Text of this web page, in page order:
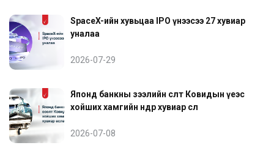
SpaceX-ийн хувьцаа IPO үнээсээ 27 хувиар
уналаа
2026-07-29
Японд банкны зээлийн өсөлт Ковидын үеэс
хойших хамгийн өндөр хувиар өслөө
2026-07-08